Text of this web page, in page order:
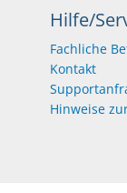
Hilfe/
Fachliche
Kontakt
Hinweise